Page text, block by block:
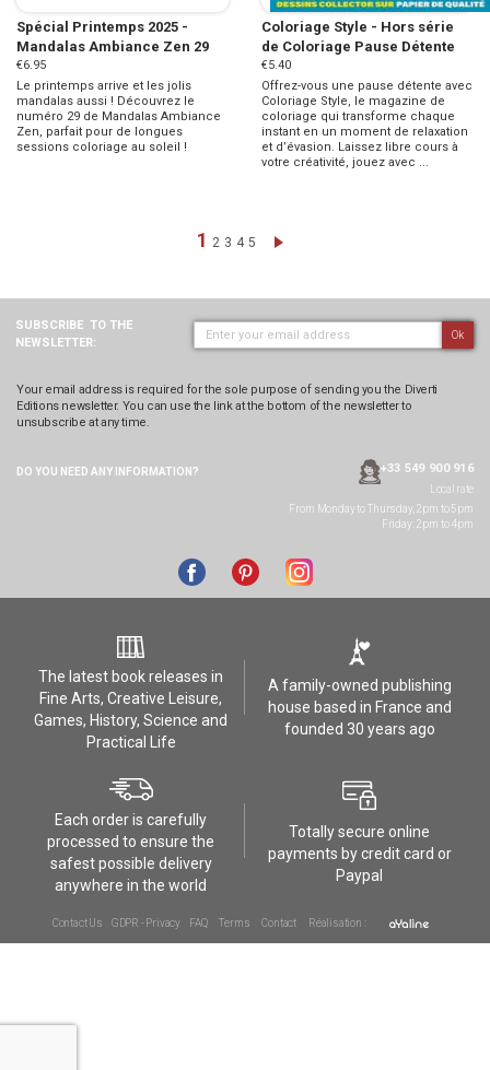
Spécial Printemps 2025 -
Mandalas Ambiance Zen 29
€6.95
Le printemps arrive et les jolis
mandalas aussi ! Découvrez le
numéro 29 de Mandalas Ambiance
Zen, parfait pour de longues
sessions coloriage au soleil !
Coloriage Style - Hors série
de Coloriage Pause Détente
€5.40
Offrez-vous une pause détente avec
Coloriage Style, le magazine de
coloriage qui transforme chaque
instant en un moment de relaxation
et d’évasion. Laissez libre cours à
votre créativité, jouez avec ...
Page
You're currently reading page
1 Page
2 Page
3 Page
4 Page
5 Page
Next
SUBSCRIBE TO THE
NEWSLETTER:
Ok
Your email address is required for the sole purpose of sending you the Diverti
Editions newsletter. You can use the link at the bottom of the newsletter to
unsubscribe at any time.
DO YOU NEED ANY INFORMATION? +33 549 900 916
Local rate
From Monday to Thursday, 2pm to 5pm
Friday: 2pm to 4pm
The latest book releases in
Fine Arts, Creative Leisure,
Games, History, Science and
Practical Life
A family-owned publishing
house based in France and
founded 30 years ago
Each order is carefully
processed to ensure the
safest possible delivery
anywhere in the world
Totally secure online
payments by credit card or
Paypal
Contact Us GDPR - Privacy FAQ Terms Contact Réalisation :